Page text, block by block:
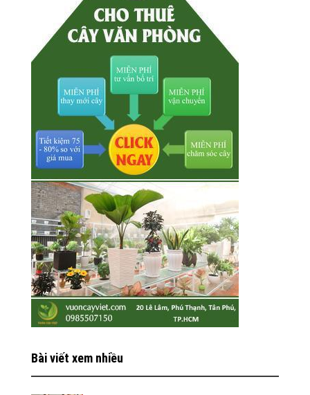
Bài viết xem nhiều